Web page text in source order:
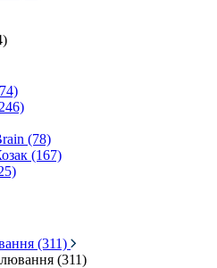
(78)
(167)
(311)
(311)